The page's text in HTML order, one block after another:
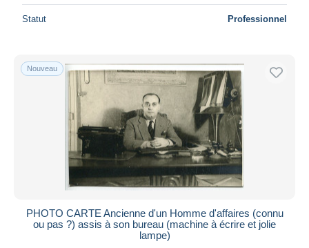
Statut Professionnel
Nouveau
PHOTO CARTE Ancienne d'un Homme d'affaires (connu
ou pas ?) assis à son bureau (machine à écrire et jolie
lampe)